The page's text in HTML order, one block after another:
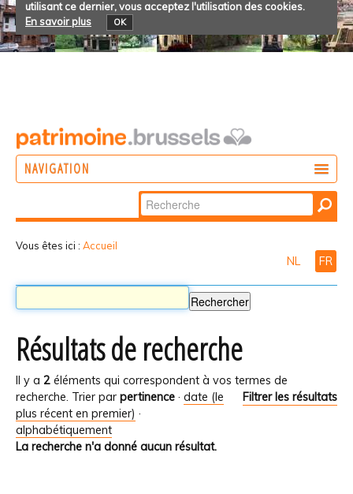
utilisant ce dernier, vous acceptez l'utilisation des cookies.
En savoir plus
OK
NAVIGATION
Chercher par
Recherche
Vous êtes ici : Accueil
NL FR
Résultats de recherche
Il y a 2 éléments qui correspondent à vos termes de
recherche.
Filtrer les résultats
Trier par pertinence · date (le
plus récent en premier) ·
alphabétiquement
La recherche n'a donné aucun résultat.